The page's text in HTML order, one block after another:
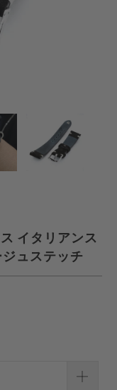
イタリアンス
ュステッチ